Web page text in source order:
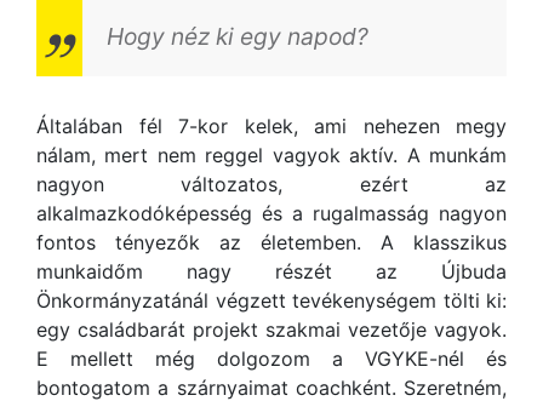
Hogy néz ki egy napod?
Általában fél 7-kor kelek, ami nehezen megy
nálam, mert nem reggel vagyok aktív. A munkám
nagyon változatos, ezért az
alkalmazkodóképesség és a rugalmasság nagyon
fontos tényezők az életemben. A klasszikus
munkaidőm nagy részét az Újbuda
Önkormányzatánál végzett tevékenységem tölti ki:
egy családbarát projekt szakmai vezetője vagyok.
E mellett még dolgozom a VGYKE-nél és
bontogatom a szárnyaimat coachként. Szeretném,